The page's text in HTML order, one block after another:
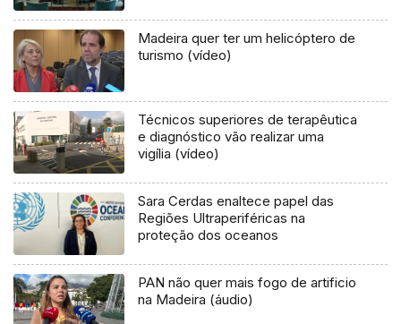
Madeira quer ter um helicóptero de
turismo (vídeo)
Técnicos superiores de terapêutica
e diagnóstico vão realizar uma
vigília (vídeo)
Sara Cerdas enaltece papel das
Regiões Ultraperiféricas na
proteção dos oceanos
PAN não quer mais fogo de artificio
na Madeira (áudio)